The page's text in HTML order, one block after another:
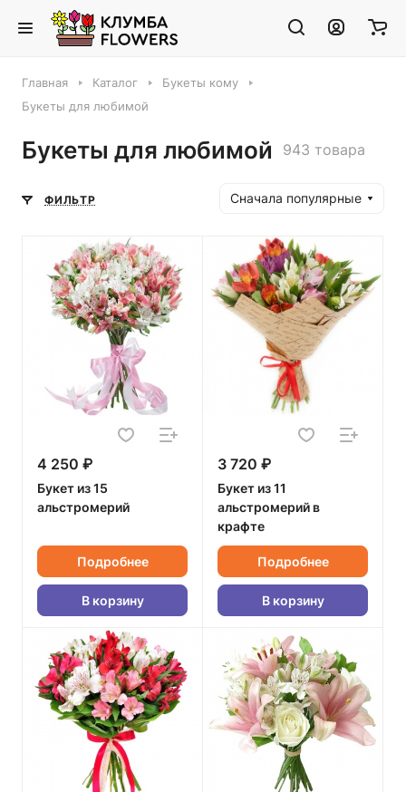
Главная Каталог
Букеты кому
Букеты для любимой
Букеты для любимой 943 товара
ФИЛЬТР Сначала популярные
4 250 ₽
Букет из 15
альстромерий
Подробнее
В корзину
3 720 ₽
Букет из 11
альстромерий в
крафте
Подробнее
В корзину